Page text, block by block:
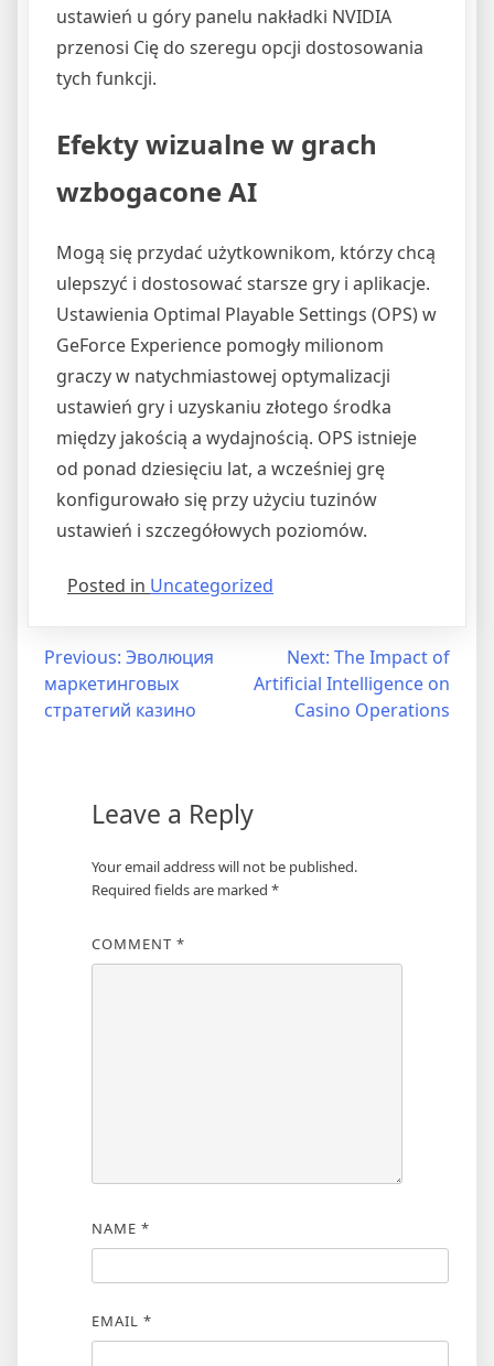
ustawień u góry panelu nakładki NVIDIA
przenosi Cię do szeregu opcji dostosowania
tych funkcji.
Efekty wizualne w grach
wzbogacone AI
Mogą się przydać użytkownikom, którzy chcą
ulepszyć i dostosować starsze gry i aplikacje.
Ustawienia Optimal Playable Settings (OPS) w
GeForce Experience pomogły milionom
graczy w natychmiastowej optymalizacji
ustawień gry i uzyskaniu złotego środka
między jakością a wydajnością. OPS istnieje
od ponad dziesięciu lat, a wcześniej grę
konfigurowało się przy użyciu tuzinów
ustawień i szczegółowych poziomów.
Posted in Uncategorized
Post
navigation
Previous: Эволюция
маркетинговых
стратегий казино
Next: The Impact of
Artificial Intelligence on
Casino Operations
Leave a Reply
Your email address will not be published.
Required fields are marked *
COMMENT *
NAME *
EMAIL *